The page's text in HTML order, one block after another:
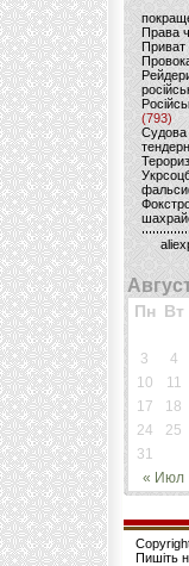
Права
Приват
(793)
Судова
Пн Вт
« Июл
3
4
10
11
17
18
24
25
31
Пишіть